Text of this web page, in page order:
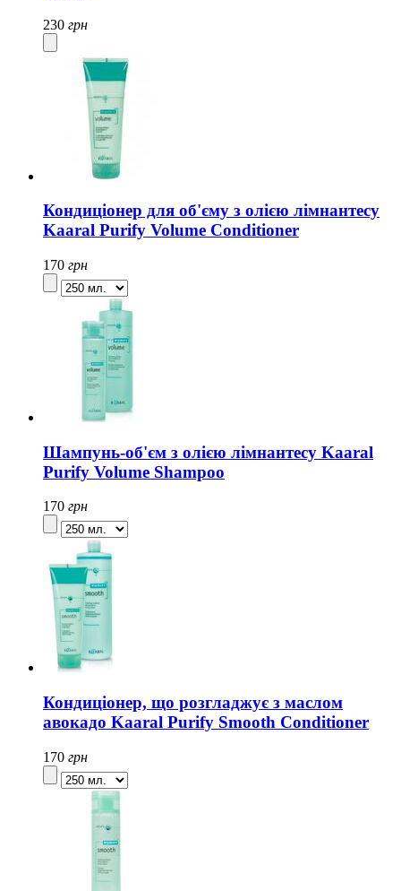
230 грн
Кондиціонер для об'єму з олією лімнантесу
Kaaral Purify Volume Conditioner
170 грн
Шампунь-об'єм з олією лімнантесу Kaaral
Purify Volume Shampoo
170 грн
Кондиціонер, що розгладжує з маслом
авокадо Kaaral Purify Smooth Conditioner
170 грн